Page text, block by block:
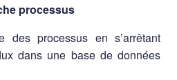
processus
des processus en s’arrêtant
dans une base de données